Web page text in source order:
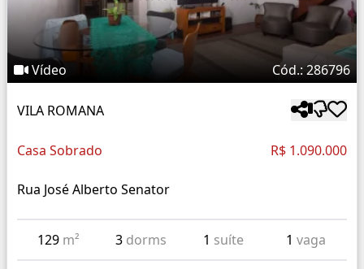
Vídeo Cód.: 286796
VILA ROMANA
Casa Sobrado R$ 1.090.000
Rua José Alberto Senator
129 m² 3 dorms 1 suíte 1 vaga